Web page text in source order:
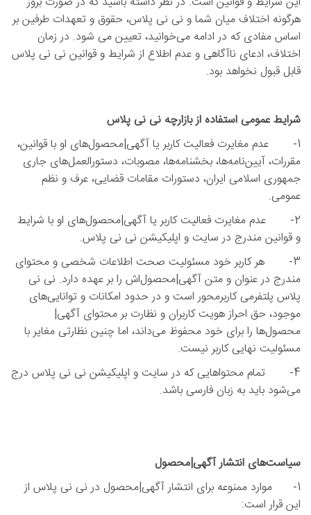
هرگونه اختلاف میان شما و نی نی پلاس، حقوق و تعهدات طرفین بر
اساس مفادی که در ادامه می‌خوانید، تعیین می شود. در زمان
اختلاف، ادعای ناآگاهی و عدم اطلاع از شرایط و قوانین نی نی پلاس
قابل قبول نخواهد بود.
شرایط عمومی استفاده از بازارچه نی نی پلاس
1- عدم مغایرت فعالیت کاربر یا آگهی|محصول‌های او با قوانین،
مقررات، آیین‌نامه‌ها، بخشنامه‌ها، مصوبات، دستورالعمل‌های جاری
جمهوری اسلامی ایران، دستورات مقامات قضایی، عرف و نظم
عمومی.
2- عدم مغایرت فعالیت کاربر یا آگهی|محصول‌های او با شرایط
و قوانین مندرج در سایت و اپلیکیشن نی نی پلاس.
3- هر کاربر خود مسئولیت صحت اطلاعات شخصی و محتوای
مندرج در عنوان و متن آگهی|محصول‌اش را بر عهده دارد. نی نی
پلاس پلتفرمی کاربرمحور است و در حدود امکانات و توانایی‌های
موجود، حق احراز هویت کاربران و نظارت بر محتوای آگهی|
محصول‌ها را برای خود محفوظ می‌داند، اما چنین نظارتی مغایر با
مسئولیت نهایی کاربر نیست.
4- تمام محتواهایی که در سایت و اپلیکیشن نی نی پلاس درج
می‌شود باید به زبان فارسی باشد.
سیاست‌های انتشار آگهی|محصول
1- موارد ممنوعه برای انتشار آگهی|محصول در نی نی پلاس از
این قرار است: